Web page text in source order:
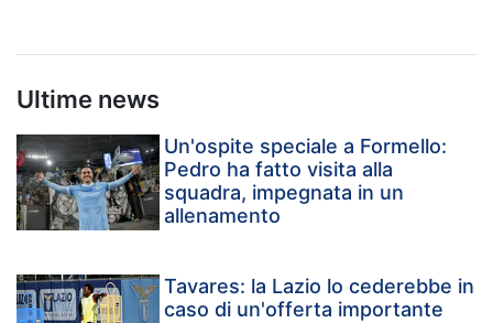
Ultime news
Un'ospite speciale a Formello:
Pedro ha fatto visita alla
squadra, impegnata in un
allenamento
Tavares: la Lazio lo cederebbe in
caso di un'offerta importante